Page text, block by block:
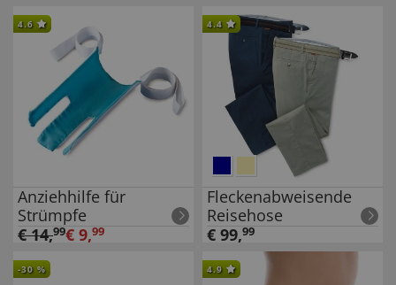
4.6
Anziehhilfe für
Strümpfe
€14,99€ 9,99
4.4
Fleckenabweisende
Reisehose
€ 99,99
-30 % 4.9